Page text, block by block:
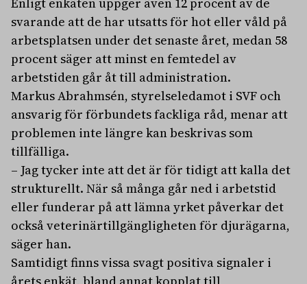
svarande att de har utsatts för hot eller våld på
arbetsplatsen under det senaste året, medan 58
procent säger att minst en femtedel av
arbetstiden går åt till administration.
Markus Abrahmsén, styrelseledamot i SVF och
ansvarig för förbundets fackliga råd, menar att
problemen inte längre kan beskrivas som
tillfälliga.
– Jag tycker inte att det är för tidigt att kalla det
strukturellt. När så många går ned i arbetstid
eller funderar på att lämna yrket påverkar det
också veterinärtillgängligheten för djurägarna,
säger han.
Samtidigt finns vissa svagt positiva signaler i